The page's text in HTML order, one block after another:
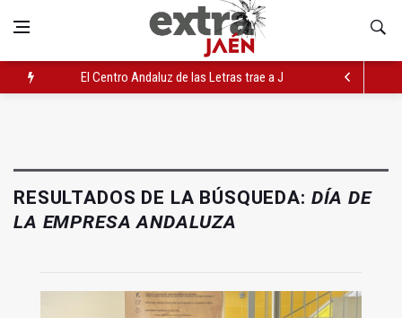
El Centro Andaluz de las Letras trae a Jaén al filósofo Omar
RESULTADOS DE LA BÚSQUEDA: DÍA DE
LA EMPRESA ANDALUZA